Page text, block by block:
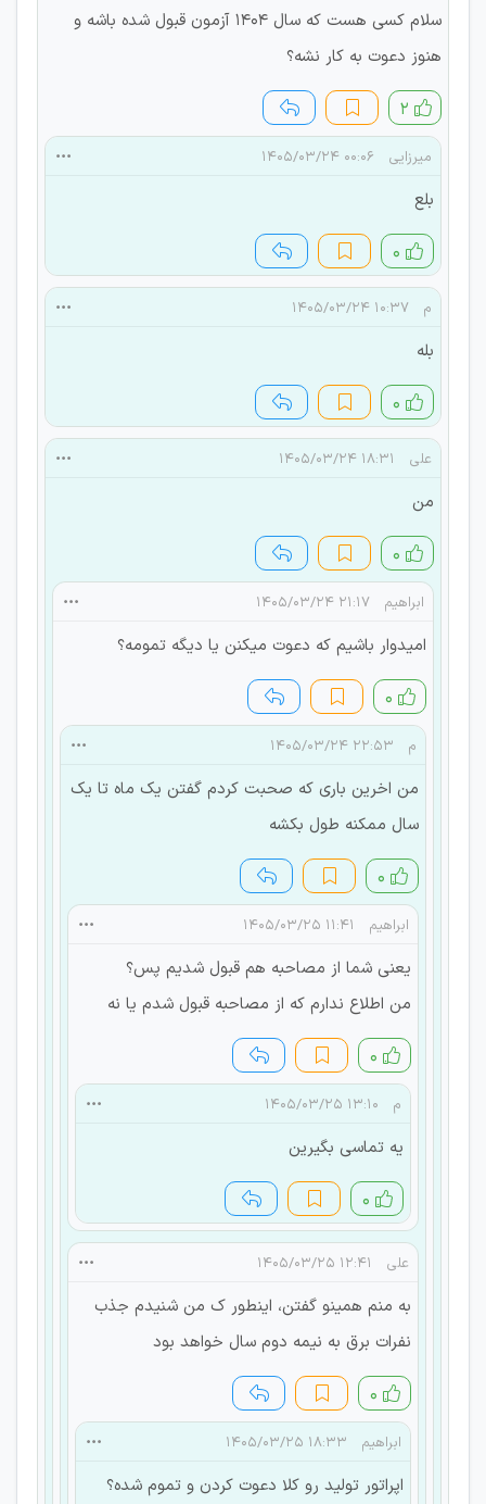
سلام کسی هست که سال ۱۴۰۴ آزمون قبول شده باشه و
هنوز دعوت به کار نشه؟
۲
میرزایی ۰۰:۰۶ ۱۴۰۵/۰۳/۲۴
بلع
۰
م ۱۰:۳۷ ۱۴۰۵/۰۳/۲۴
بله
۰
علی ۱۸:۳۱ ۱۴۰۵/۰۳/۲۴
من
۰
ابراهیم ۲۱:۱۷ ۱۴۰۵/۰۳/۲۴
امیدوار باشیم که دعوت میکنن یا دیگه تمومه؟
۰
م ۲۲:۵۳ ۱۴۰۵/۰۳/۲۴
من اخرین باری که صحبت کردم گفتن یک ماه تا یک
سال ممکنه طول بکشه
۰
ابراهیم ۱۱:۴۱ ۱۴۰۵/۰۳/۲۵
یعنی شما از مصاحبه هم قبول شدیم پس؟
من اطلاع ندارم که از مصاحبه قبول شدم یا نه
۰
م ۱۳:۱۰ ۱۴۰۵/۰۳/۲۵
یه تماسی بگیرین
۰
علی ۱۲:۴۱ ۱۴۰۵/۰۳/۲۵
به منم همینو گفتن، اینطور ک من شنیدم جذب
نفرات برق به نیمه دوم سال خواهد بود
۰
ابراهیم ۱۸:۳۳ ۱۴۰۵/۰۳/۲۵
اپراتور تولید رو کلا دعوت کردن و تموم شده؟